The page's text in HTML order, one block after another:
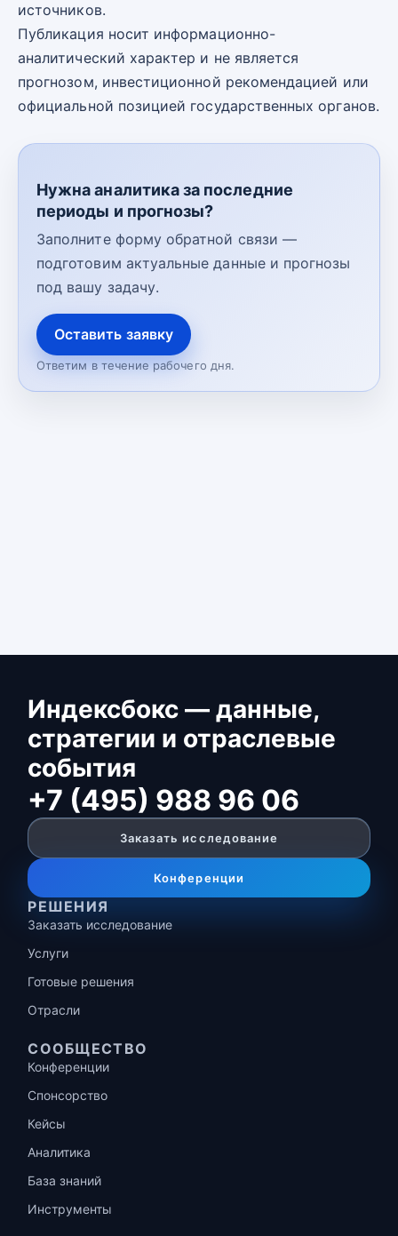
источников.
Публикация носит информационно-
аналитический характер и не является
прогнозом, инвестиционной рекомендацией или
официальной позицией государственных органов.
Нужна аналитика за последние
периоды и прогнозы?
Заполните форму обратной связи —
подготовим актуальные данные и прогнозы
под вашу задачу.
Оставить заявку
Ответим в течение рабочего дня.
Индексбокс — данные,
стратегии и отраслевые
события
+7 (495) 988 96 06
Заказать исследование
Конференции
РЕШЕНИЯ
Заказать исследование
Услуги
Готовые решения
Отрасли
СООБЩЕСТВО
Конференции
Спонсорство
Кейсы
Аналитика
База знаний
Инструменты